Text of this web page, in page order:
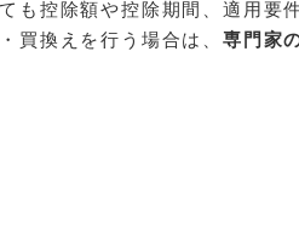
も控除額や控除期間、適用要
買換えを行う場合は、 専門家